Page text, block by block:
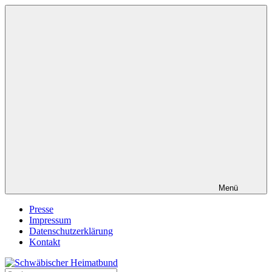
Zum
Menü
Presse
Impressum
Datenschutzerklärung
Kontakt